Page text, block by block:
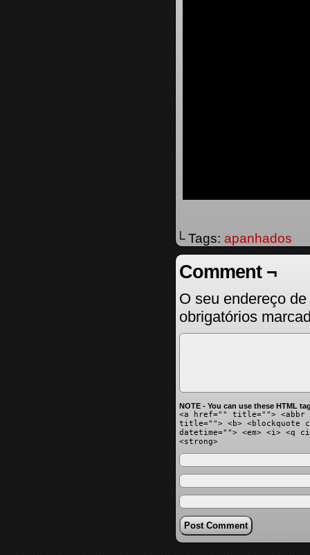
└ Tags: apanhados
Comment ¬
O seu endereço
obrigatórios
NOTE - You can use these HTML
<a href="" title=""> <abbr
title=""> <b> <blockquote
datetime=""> <em> <i> <q
<strong>